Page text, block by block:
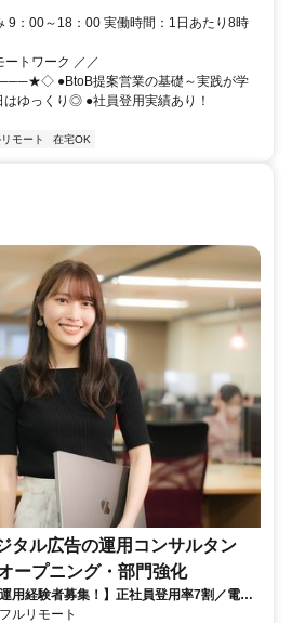
9：00～18：00 実働時間：1日あたり8時
トワーク ／／
●BtoB提案営業の基礎～実践が学
ゆっくり◎ ●社員登用実績あり！
モート 在宅OK
タル広告の運用コンサルタン
ープニング・部門強化
用経験者募集！】正社員登用率7割／電通
日・土日祝休み／残業月平均4時間19分
ルリモート